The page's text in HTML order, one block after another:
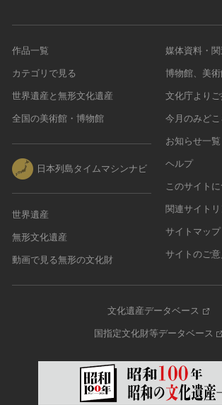
作品一覧
カテゴリで見る
世界遺産と無形文化遺産
全国の美術館・博物館
日本列島タイムマシンナビ
世界遺産
無形文化遺産
動画で見る無形の文化財
媒体資料・
博物館、美
文化庁より
今月のみどこ
お知らせ一覧
ヘルプ
このサイト
関連サイトリ
サイトマップ
サイトのご
文化遺産データベース
国指定文化財等データベース